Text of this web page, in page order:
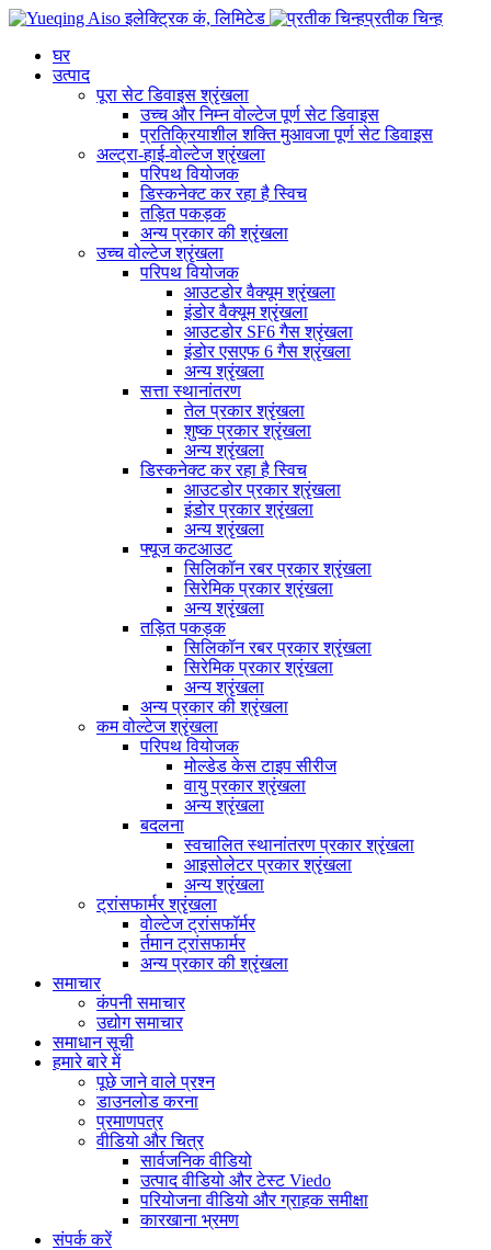
प्रतीक चिन्ह
घर
उत्पाद
पूरा सेट डिवाइस श्रृंखला
उच्च और निम्न वोल्टेज पूर्ण सेट डिवाइस
प्रतिक्रियाशील शक्ति मुआवजा पूर्ण सेट डिवाइस
अल्ट्रा-हाई-वोल्टेज श्रृंखला
परिपथ वियोजक
डिस्कनेक्ट कर रहा है स्विच
तड़ित पकड़क
अन्य प्रकार की श्रृंखला
उच्च वोल्टेज श्रृंखला
परिपथ वियोजक
आउटडोर वैक्यूम श्रृंखला
इंडोर वैक्यूम श्रृंखला
आउटडोर SF6 गैस श्रृंखला
इंडोर एसएफ 6 गैस श्रृंखला
अन्य श्रृंखला
सत्ता स्थानांतरण
तेल प्रकार श्रृंखला
शुष्क प्रकार श्रृंखला
अन्य श्रृंखला
डिस्कनेक्ट कर रहा है स्विच
आउटडोर प्रकार श्रृंखला
इंडोर प्रकार श्रृंखला
अन्य श्रृंखला
फ्यूज कटआउट
सिलिकॉन रबर प्रकार श्रृंखला
सिरेमिक प्रकार श्रृंखला
अन्य श्रृंखला
तड़ित पकड़क
सिलिकॉन रबर प्रकार श्रृंखला
सिरेमिक प्रकार श्रृंखला
अन्य श्रृंखला
अन्य प्रकार की श्रृंखला
कम वोल्टेज श्रृंखला
परिपथ वियोजक
मोल्डेड केस टाइप सीरीज
वायु प्रकार श्रृंखला
अन्य श्रृंखला
बदलना
स्वचालित स्थानांतरण प्रकार श्रृंखला
आइसोलेटर प्रकार श्रृंखला
अन्य श्रृंखला
ट्रांसफार्मर श्रृंखला
वोल्टेज ट्रांसफॉर्मर
र्तमान ट्रांसफार्मर
अन्य प्रकार की श्रृंखला
समाचार
कंपनी समाचार
उद्योग समाचार
समाधान सूची
हमारे बारे में
पूछे जाने वाले प्रश्न
डाउनलोड करना
प्रमाणपत्र
वीडियो और चित्र
सार्वजनिक वीडियो
उत्पाद वीडियो और टेस्ट Viedo
परियोजना वीडियो और ग्राहक समीक्षा
कारखाना भ्रमण
संपर्क करें